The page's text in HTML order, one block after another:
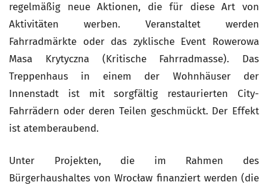
regelmäßig neue Aktionen, die für diese Art von
Aktivitäten werben. Veranstaltet werden
Fahrradmärkte oder das zyklische Event Rowerowa
Masa Krytyczna (Kritische Fahrradmasse). Das
Treppenhaus in einem der Wohnhäuser der
Innenstadt ist mit sorgfältig restaurierten City-
Fahrrädern oder deren Teilen geschmückt. Der Effekt
ist atemberaubend.
Unter Projekten, die im Rahmen des
Bürgerhaushaltes von Wrocław finanziert werden (die